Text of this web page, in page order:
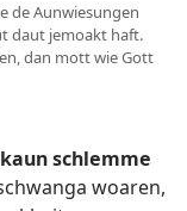
de Aunwiesungen
daut jemoakt haft.
dan mott wie Gott
schlemme
woaren,